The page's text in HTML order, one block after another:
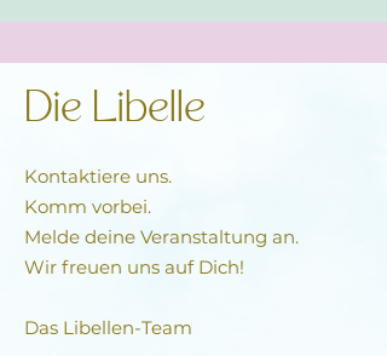
Die Libelle
Kontaktiere uns.
Komm vorbei.
Melde deine Veranstaltung an.
Wir freuen uns auf Dich!
Das Libellen-Team​